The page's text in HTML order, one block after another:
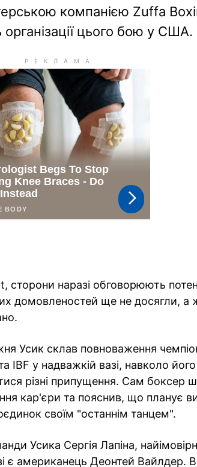
компанією Zuffa
цього бою у США.
сторони наразі обговорюють
домовленостей ще не досягли, а
Усик склав повноваження
IBF у надважкій вазі, навколо його
різні припущення. Сам боксер
кар'єри та пояснив, що планує
своїм "останнім танцем".
Усика Сергія Лапіна,
є американець Деонтей Вайлдер.